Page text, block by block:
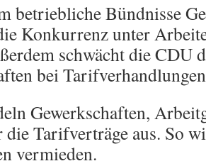
betriebliche Bündnisse
Konkurrenz unter
schwächt die CDU
bei
Gewerkschaften,
die Tarifverträge aus. So
vermieden.